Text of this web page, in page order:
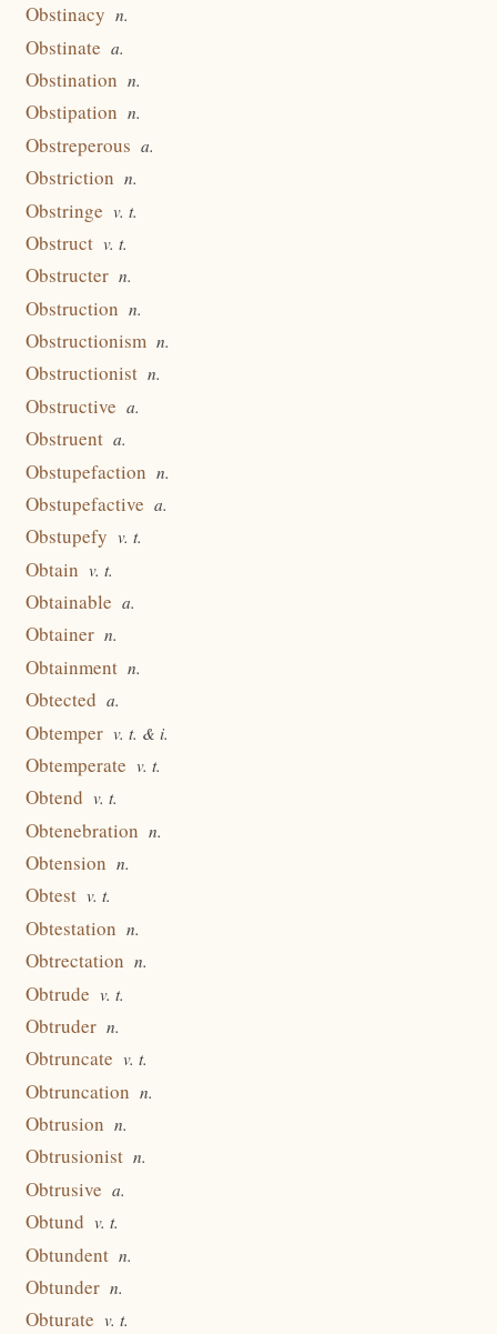
Obstinacy n.
Obstinate a.
Obstination n.
Obstipation n.
Obstreperous a.
Obstriction n.
Obstringe v. t.
Obstruct v. t.
Obstructer n.
Obstruction n.
Obstructionism n.
Obstructionist n.
Obstructive a.
Obstruent a.
Obstupefaction n.
Obstupefactive a.
Obstupefy v. t.
Obtain v. t.
Obtainable a.
Obtainer n.
Obtainment n.
Obtected a.
Obtemper v. t. & i.
Obtemperate v. t.
Obtend v. t.
Obtenebration n.
Obtension n.
Obtest v. t.
Obtestation n.
Obtrectation n.
Obtrude v. t.
Obtruder n.
Obtruncate v. t.
Obtruncation n.
Obtrusion n.
Obtrusionist n.
Obtrusive a.
Obtund v. t.
Obtundent n.
Obtunder n.
Obturate v. t.